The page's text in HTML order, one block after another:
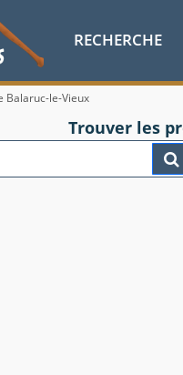
RECHERCHE
Balaruc-le-Vieux
Trouver les